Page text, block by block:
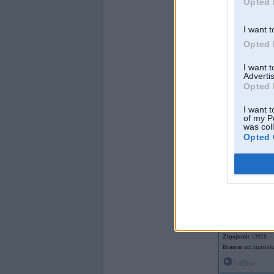
I want
Opted
I want
Opted
I want
of my
was
Opted
Offline
Ziņojumi: 13928
Braucu ar: